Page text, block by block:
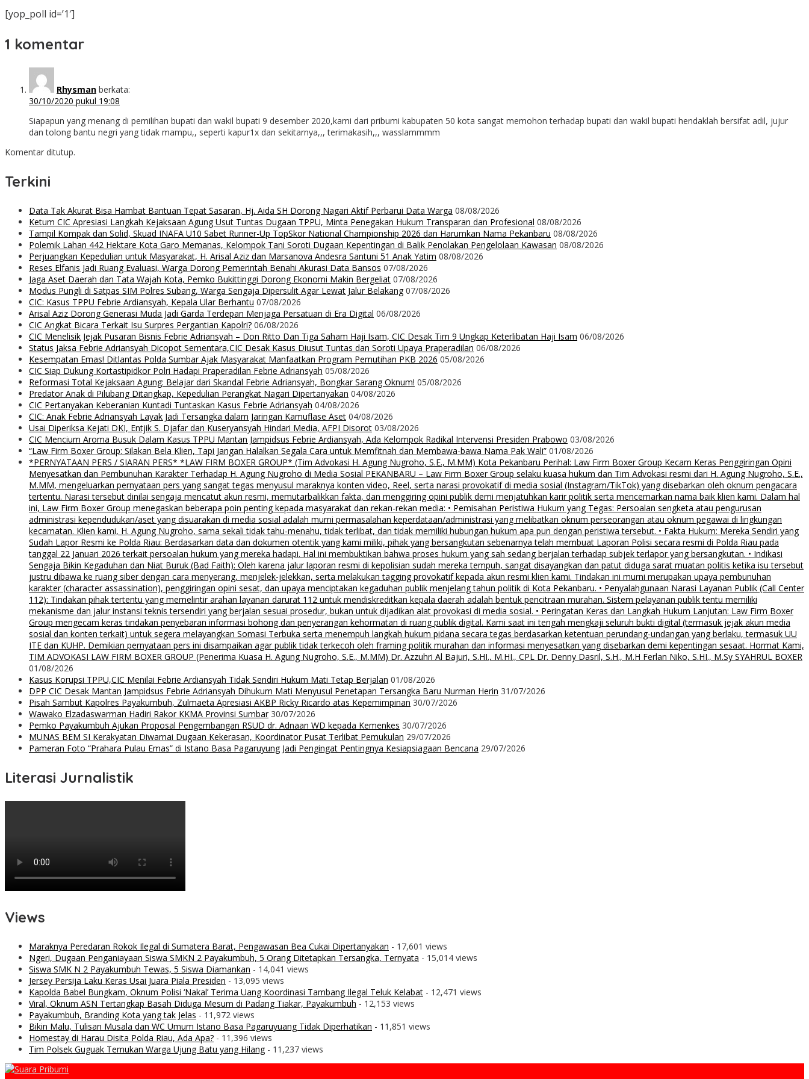
[yop_poll id=’1′]
1 komentar
Rhysman berkata:
30/10/2020 pukul 19:08
Siapapun yang menang di pemilihan bupati dan wakil bupati 9 desember 2020,kami dari pribumi kabupaten 50 kota sangat memohon terhadap bupati dan wakil bupati hendaklah bersifat adil, jujur
dan tolong bantu negri yang tidak mampu,, seperti kapur1x dan sekitarnya,,, terimakasih,,, wasslammmm
Komentar ditutup.
Terkini
Data Tak Akurat Bisa Hambat Bantuan Tepat Sasaran, Hj. Aida SH Dorong Nagari Aktif Perbarui Data Warga 08/08/2026
Ketum CIC Apresiasi Langkah Kejaksaan Agung Usut Tuntas Dugaan TPPU, Minta Penegakan Hukum Transparan dan Profesional 08/08/2026
Tampil Kompak dan Solid, Skuad INAFA U10 Sabet Runner-Up TopSkor National Championship 2026 dan Harumkan Nama Pekanbaru 08/08/2026
Polemik Lahan 442 Hektare Kota Garo Memanas, Kelompok Tani Soroti Dugaan Kepentingan di Balik Penolakan Pengelolaan Kawasan 08/08/2026
Perjuangkan Kepedulian untuk Masyarakat, H. Arisal Aziz dan Marsanova Andesra Santuni 51 Anak Yatim 08/08/2026
Reses Elfanis Jadi Ruang Evaluasi, Warga Dorong Pemerintah Benahi Akurasi Data Bansos 07/08/2026
Jaga Aset Daerah dan Tata Wajah Kota, Pemko Bukittinggi Dorong Ekonomi Makin Bergeliat 07/08/2026
Modus Pungli di Satpas SIM Polres Subang, Warga Sengaja Dipersulit Agar Lewat Jalur Belakang 07/08/2026
CIC: Kasus TPPU Febrie Ardiansyah, Kepala Ular Berhantu 07/08/2026
Arisal Aziz Dorong Generasi Muda Jadi Garda Terdepan Menjaga Persatuan di Era Digital 06/08/2026
CIC Angkat Bicara Terkait Isu Surpres Pergantian Kapolri? 06/08/2026
CIC Menelisik Jejak Pusaran Bisnis Febrie Adriansyah – Don Ritto Dan Tiga Saham Haji Isam, CIC Desak Tim 9 Ungkap Keterlibatan Haji Isam 06/08/2026
Status Jaksa Febrie Adriansyah Dicopot Sementara,CIC Desak Kasus Diusut Tuntas dan Soroti Upaya Praperadilan 06/08/2026
Kesempatan Emas! Ditlantas Polda Sumbar Ajak Masyarakat Manfaatkan Program Pemutihan PKB 2026 05/08/2026
CIC Siap Dukung Kortastipidkor Polri Hadapi Praperadilan Febrie Adriansyah 05/08/2026
Reformasi Total Kejaksaan Agung: Belajar dari Skandal Febrie Adriansyah, Bongkar Sarang Oknum! 05/08/2026
Predator Anak di Pilubang Ditangkap, Kepedulian Perangkat Nagari Dipertanyakan 04/08/2026
CIC Pertanyakan Keberanian Kuntadi Tuntaskan Kasus Febrie Adriansyah 04/08/2026
CIC: Anak Febrie Adriansyah Layak Jadi Tersangka dalam Jaringan Kamuflase Aset 04/08/2026
Usai Diperiksa Kejati DKI, Entjik S. Djafar dan Kuseryansyah Hindari Media, AFPI Disorot 03/08/2026
CIC Mencium Aroma Busuk Dalam Kasus TPPU Mantan Jampidsus Febrie Ardiansyah, Ada Kelompok Radikal Intervensi Presiden Prabowo 03/08/2026
“Law Firm Boxer Group: Silakan Bela Klien, Tapi Jangan Halalkan Segala Cara untuk Memfitnah dan Membawa-bawa Nama Pak Wali” 01/08/2026
*PERNYATAAN PERS / SIARAN PERS* *LAW FIRM BOXER GROUP* (Tim Advokasi H. Agung Nugroho, S.E., M.MM) Kota Pekanbaru Perihal: Law Firm Boxer Group Kecam Keras Penggiringan Opini
Menyesatkan dan Pembunuhan Karakter Terhadap H. Agung Nugroho di Media Sosial PEKANBARU – Law Firm Boxer Group selaku kuasa hukum dan Tim Advokasi resmi dari H. Agung Nugroho, S.E.,
M.MM, mengeluarkan pernyataan pers yang sangat tegas menyusul maraknya konten video, Reel, serta narasi provokatif di media sosial (Instagram/TikTok) yang disebarkan oleh oknum pengacara
tertentu. Narasi tersebut dinilai sengaja mencatut akun resmi, memutarbalikkan fakta, dan menggiring opini publik demi menjatuhkan karir politik serta mencemarkan nama baik klien kami. Dalam hal
ini, Law Firm Boxer Group menegaskan beberapa poin penting kepada masyarakat dan rekan-rekan media: • Pemisahan Peristiwa Hukum yang Tegas: Persoalan sengketa atau pengurusan
administrasi kependudukan/aset yang disuarakan di media sosial adalah murni permasalahan keperdataan/administrasi yang melibatkan oknum perseorangan atau oknum pegawai di lingkungan
kecamatan. Klien kami, H. Agung Nugroho, sama sekali tidak tahu-menahu, tidak terlibat, dan tidak memiliki hubungan hukum apa pun dengan peristiwa tersebut. • Fakta Hukum: Mereka Sendiri yang
Sudah Lapor Resmi ke Polda Riau: Berdasarkan data dan dokumen otentik yang kami miliki, pihak yang bersangkutan sebenarnya telah membuat Laporan Polisi secara resmi di Polda Riau pada
tanggal 22 Januari 2026 terkait persoalan hukum yang mereka hadapi. Hal ini membuktikan bahwa proses hukum yang sah sedang berjalan terhadap subjek terlapor yang bersangkutan. • Indikasi
Sengaja Bikin Kegaduhan dan Niat Buruk (Bad Faith): Oleh karena jalur laporan resmi di kepolisian sudah mereka tempuh, sangat disayangkan dan patut diduga sarat muatan politis ketika isu tersebut
justru dibawa ke ruang siber dengan cara menyerang, menjelek-jelekkan, serta melakukan tagging provokatif kepada akun resmi klien kami. Tindakan ini murni merupakan upaya pembunuhan
karakter (character assassination), penggiringan opini sesat, dan upaya menciptakan kegaduhan publik menjelang tahun politik di Kota Pekanbaru. • Penyalahgunaan Narasi Layanan Publik (Call Center
112): Tindakan pihak tertentu yang memelintir arahan layanan darurat 112 untuk mendiskreditkan kepala daerah adalah bentuk pencitraan murahan. Sistem pelayanan publik tentu memiliki
mekanisme dan jalur instansi teknis tersendiri yang berjalan sesuai prosedur, bukan untuk dijadikan alat provokasi di media sosial. • Peringatan Keras dan Langkah Hukum Lanjutan: Law Firm Boxer
Group mengecam keras tindakan penyebaran informasi bohong dan penyerangan kehormatan di ruang publik digital. Kami saat ini tengah mengkaji seluruh bukti digital (termasuk jejak akun media
sosial dan konten terkait) untuk segera melayangkan Somasi Terbuka serta menempuh langkah hukum pidana secara tegas berdasarkan ketentuan perundang-undangan yang berlaku, termasuk UU
ITE dan KUHP. Demikian pernyataan pers ini disampaikan agar publik tidak terkecoh oleh framing politik murahan dan informasi menyesatkan yang disebarkan demi kepentingan sesaat. Hormat Kami,
TIM ADVOKASI LAW FIRM BOXER GROUP (Penerima Kuasa H. Agung Nugroho, S.E., M.MM) Dr. Azzuhri Al Bajuri, S.HI., M.HI., CPL Dr. Denny Dasril, S.H., M.H Ferlan Niko, S.HI., M.Sy SYAHRUL BOXER
01/08/2026
Kasus Korupsi TPPU,CIC Menilai Febrie Ardiansyah Tidak Sendiri Hukum Mati Tetap Berjalan 01/08/2026
DPP CIC Desak Mantan Jampidsus Febrie Adriansyah Dihukum Mati Menyusul Penetapan Tersangka Baru Nurman Herin 31/07/2026
Pisah Sambut Kapolres Payakumbuh, Zulmaeta Apresiasi AKBP Ricky Ricardo atas Kepemimpinan 30/07/2026
Wawako Elzadaswarman Hadiri Rakor KKMA Provinsi Sumbar 30/07/2026
Pemko Payakumbuh Ajukan Proposal Pengembangan RSUD dr. Adnaan WD kepada Kemenkes 30/07/2026
MUNAS BEM SI Kerakyatan Diwarnai Dugaan Kekerasan, Koordinator Pusat Terlibat Pemukulan 29/07/2026
Pameran Foto “Prahara Pulau Emas” di Istano Basa Pagaruyung Jadi Pengingat Pentingnya Kesiapsiagaan Bencana 29/07/2026
Literasi Jurnalistik
Views
Maraknya Peredaran Rokok Ilegal di Sumatera Barat, Pengawasan Bea Cukai Dipertanyakan - 17,601 views
Ngeri, Dugaan Penganiayaan Siswa SMKN 2 Payakumbuh, 5 Orang Ditetapkan Tersangka, Ternyata - 15,014 views
Siswa SMK N 2 Payakumbuh Tewas, 5 Siswa Diamankan - 14,041 views
Jersey Persija Laku Keras Usai Juara Piala Presiden - 13,095 views
Kapolda Babel Bungkam, Oknum Polisi ‘Nakal’ Terima Uang Koordinasi Tambang Ilegal Teluk Kelabat - 12,471 views
Viral, Oknum ASN Tertangkap Basah Diduga Mesum di Padang Tiakar, Payakumbuh - 12,153 views
Payakumbuh, Branding Kota yang tak Jelas - 11,972 views
Bikin Malu, Tulisan Musala dan WC Umum Istano Basa Pagaruyuang Tidak Diperhatikan - 11,851 views
Homestay di Harau Disita Polda Riau, Ada Apa? - 11,396 views
Tim Polsek Guguak Temukan Warga Ujung Batu yang Hilang- 11,237 views